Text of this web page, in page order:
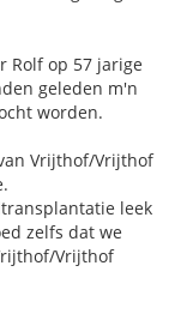
Rolf op 57 jarige
geleden m'n
worden.
Vrijthof/Vrijthof
leek
zelfs dat we
Vrijthof